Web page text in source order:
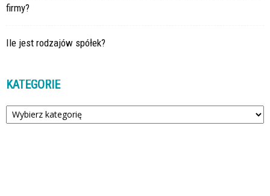
firmy?
Ile jest rodzajów spółek?
KATEGORIE
Kategorie